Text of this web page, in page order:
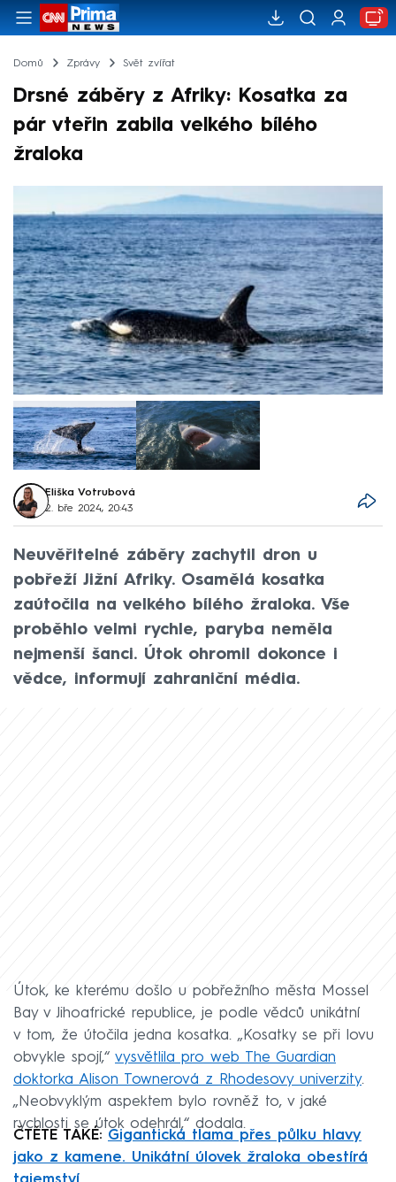
Domů Zprávy Svět zvířat
Drsné záběry z Afriky: Kosatka za
pár vteřin zabila velkého bílého
žraloka
Eliška Votrubová
2. bře 2024, 20:43
Neuvěřitelné záběry zachytil dron u
pobřeží Jižní Afriky. Osamělá kosatka
zaútočila na velkého bílého žraloka. Vše
proběhlo velmi rychle, paryba neměla
nejmenší šanci. Útok ohromil dokonce i
vědce, informují zahraniční média.
Útok, ke kterému došlo u pobřežního města Mossel
Bay v Jihoafrické republice, je podle vědců unikátní
v tom, že útočila jedna kosatka. „Kosatky se při lovu
obvykle spojí,“ vysvětlila pro web The Guardian
doktorka Alison Townerová z Rhodesovy univerzity.
„Neobvyklým aspektem bylo rovněž to, v jaké
rychlosti se útok odehrál,“ dodala.
ČTĚTE TAKÉ: Gigantická tlama přes půlku hlavy
jako z kamene. Unikátní úlovek žraloka obestírá